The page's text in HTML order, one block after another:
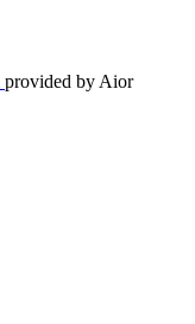
provided by Aior